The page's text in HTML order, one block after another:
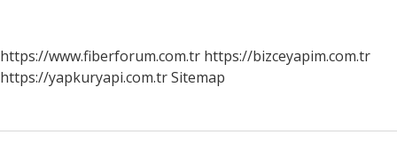
https://www.fiberforum.com.tr https://bizceyapim.com.tr
https://yapkuryapi.com.trSitemap